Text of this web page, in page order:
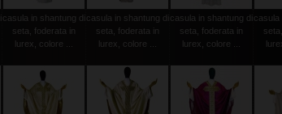
casula in shantung di
seta, foderata in
lurex, colore ...
casula in shantung di
seta, foderata in
lurex, colore ...
casula in shantung di
seta, foderata in
lurex, colore ...
casula